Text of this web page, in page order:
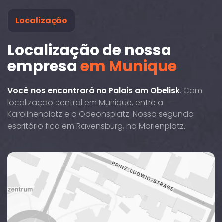
Localização
Localização de nossa
empresaem Munique
Você nos encontrará no Palais am Obelisk. Com
localização central em Munique, entre a
Karolinenplatz e a Odeonsplatz. Nosso segundo
escritório fica em Ravensburg, na Marienplatz.
Brienner
Straße
29,
80333
localizado